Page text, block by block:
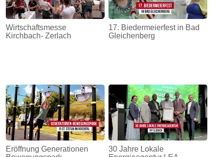
Wirtschaftsmesse
Kirchbach- Zerlach
17. Biedermeierfest in Bad
Gleichenberg
Eröffnung Generationen
30 Jahre Lokale